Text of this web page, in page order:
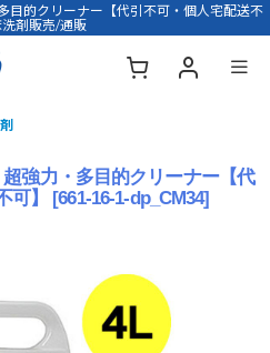
目的クリーナー【代引不可・個人宅配送不
剤販売/通販
強力・多目的クリーナー【代
】
[661-16-1-dp_CM34]